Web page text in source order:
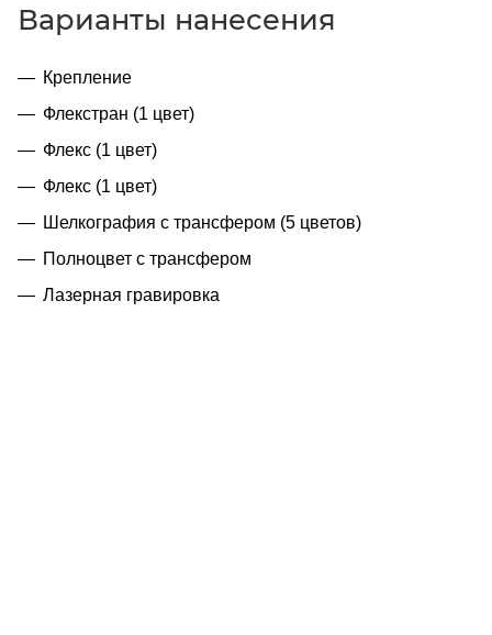
Варианты нанесения
Крепление
Флекстран (1 цвет)
Флекс (1 цвет)
Флекс (1 цвет)
Шелкография с трансфером (5 цветов)
Полноцвет с трансфером
Лазерная гравировка